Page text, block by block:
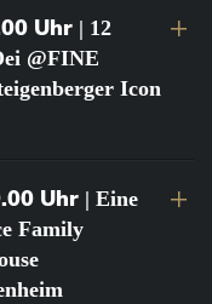
Uhr | 12
@FINE
Icon
Uhr | Eine
Family